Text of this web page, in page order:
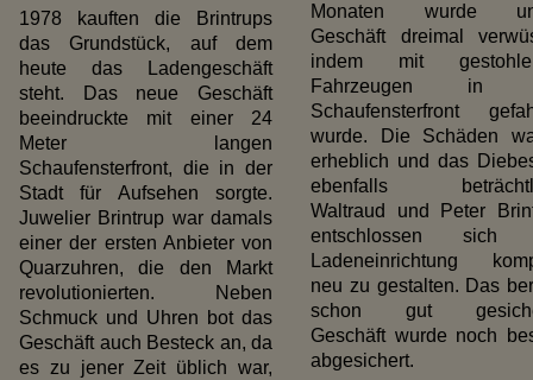
1978 kauften die Brintrups
das Grundstück, auf dem
heute das Ladengeschäft
steht. Das neue Geschäft
beeindruckte mit einer 24
Meter langen
Schaufensterfront, die in der
Stadt für Aufsehen sorgte.
Juwelier Brintrup war damals
einer der ersten Anbieter von
Quarzuhren, die den Markt
revolutionierten. Neben
Schmuck und Uhren bot das
Geschäft auch Besteck an, da
es zu jener Zeit üblich war,
Monaten wurde
Geschäft dreimal
indem mit
Fahrzeugen in
Schaufensterfront
wurde. Die Schäden
erheblich und das
ebenfalls
Waltraud und Peter
entschlossen sich
Ladeneinrichtung
neu zu gestalten. Das
schon gut
Geschäft wurde noch
abgesichert.